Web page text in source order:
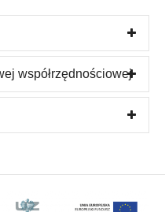
współrzędnościowej